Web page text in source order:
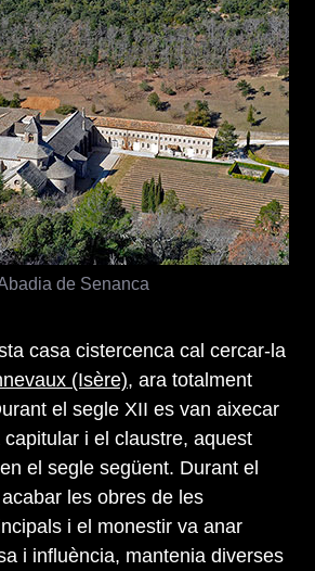
de Senanca
casa cistercenca cal cercar-la
(Isère), ara totalment
el segle XII es van aixecar
capitular i el claustre, aquest
el segle següent. Durant el
les obres de les
i el monestir va anar
i influència, mantenia diverses